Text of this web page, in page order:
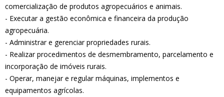
comercialização de produtos agropecuários e animais.
- Executar a gestão econômica e financeira da produção
agropecuária.
- Administrar e gerenciar propriedades rurais.
- Realizar procedimentos de desmembramento, parcelamento e
incorporação de imóveis rurais.
- Operar, manejar e regular máquinas, implementos e
equipamentos agrícolas.